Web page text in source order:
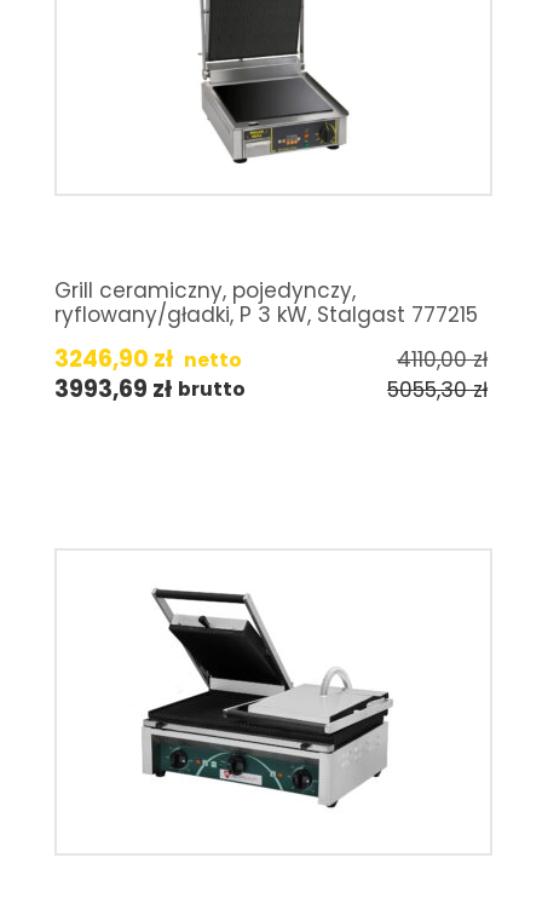
Grill ceramiczny, pojedynczy,
ryflowany/gładki, P 3 kW, Stalgast 777215
3246,90 zł netto 4110,00zł
3993,69 zł brutto 5055,30zł